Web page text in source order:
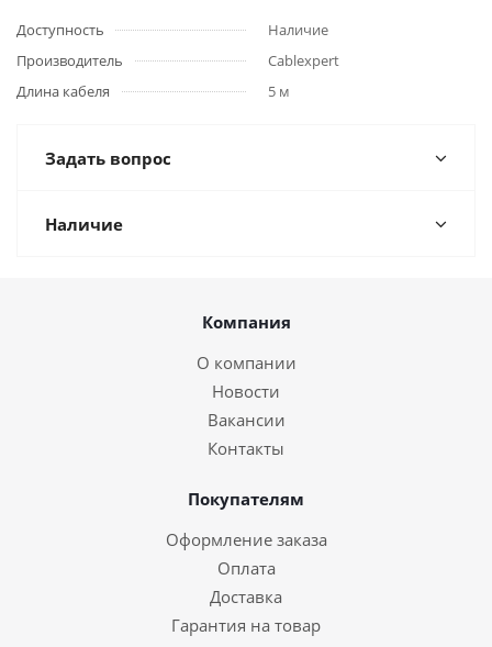
Доступность
Наличие
Производитель
Cablexpert
Длина кабеля
5 м
Задать вопрос
Наличие
Компания
О компании
Новости
Вакансии
Контакты
Покупателям
Оформление заказа
Оплата
Доставка
Гарантия на товар